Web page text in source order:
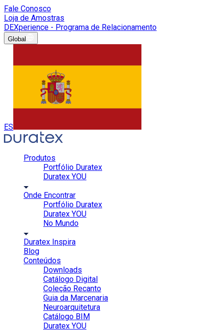
Fale Conosco
Loja de Amostras
DEXperience - Programa de Relacionamento
Global
ES
Produtos
Portfólio Duratex
Duratex YOU
Onde Encontrar
Portfólio Duratex
Duratex YOU
No Mundo
Duratex Inspira
Blog
Conteúdos
Downloads
Catálogo Digital
Coleção Recanto
Guia da Marcenaria
Neuroarquitetura
Catálogo BIM
Duratex YOU